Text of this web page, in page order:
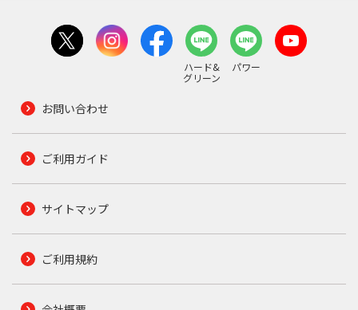
ハード&
グリーン
パワー
お問い合わせ
ご利用ガイド
サイトマップ
ご利用規約